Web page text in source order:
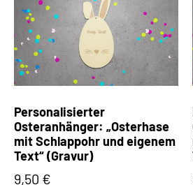
Personalisierter
Osteranhänger: „Osterhase
mit Schlappohr und eigenem
Text“ (Gravur)
9,50 €